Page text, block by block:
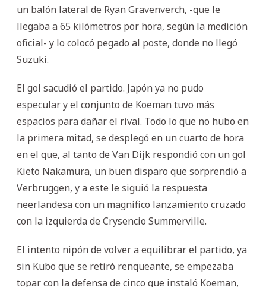
un balón lateral de Ryan Gravenverch, -que le
llegaba a 65 kilómetros por hora, según la medición
oficial- y lo colocó pegado al poste, donde no llegó
Suzuki.
El gol sacudió el partido. Japón ya no pudo
especular y el conjunto de Koeman tuvo más
espacios para dañar el rival. Todo lo que no hubo en
la primera mitad, se desplegó en un cuarto de hora
en el que, al tanto de Van Dijk respondió con un gol
Kieto Nakamura, un buen disparo que sorprendió a
Verbruggen, y a este le siguió la respuesta
neerlandesa con un magnífico lanzamiento cruzado
con la izquierda de Crysencio Summerville.
El intento nipón de volver a equilibrar el partido, ya
sin Kubo que se retiró renqueante, se empezaba
topar con la defensa de cinco que instaló Koeman,